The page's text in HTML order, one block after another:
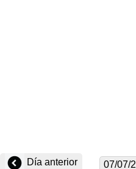
Día anterior